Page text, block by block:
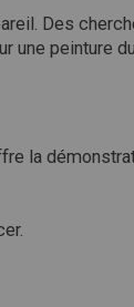
Des
une peinture
la